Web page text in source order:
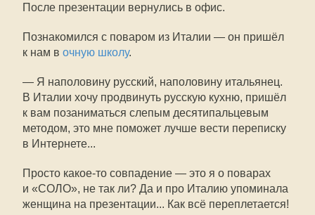
После презентации вернулись в офис.
Познакомился с поваром из Италии — он пришёл
к нам в очную школу.
— Я наполовину русский, наполовину итальянец.
В Италии хочу продвинуть русскую кухню, пришёл
к вам позаниматься слепым десятипальцевым
методом, это мне поможет лучше вести переписку
в Интернете...
Просто какое-то совпадение — это я о поварах
и «СОЛО», не так ли? Да и про Италию упоминала
женщина на презентации... Как всё переплетается!